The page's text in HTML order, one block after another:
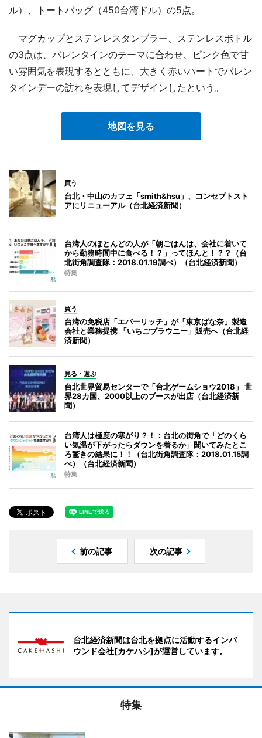
ル）、トートバッグ（450台湾ドル）の5点。
マグカップとステンレスタンブラー、ステンレスボトル
の3点は、バレンタインのテーマに合わせ、ピンク色で甘
い雰囲気を表現するとともに、大きく赤いハートでバレン
タインデーの訪れを表現してデザインしたという。
地図を見る
買う
台北・中山のカフェ「smith&hsu」、コンセプトスト
アにリニューアル（台北経済新聞）
台湾人のほとんどの人が「朝ごはんは、会社に着いて
から勤務時間中に食べる！？」ってほんと！？？（台
北街角調査隊：2018.01.19調べ）（台北経済新聞）
特集
買う
台湾の免税店「エバーリッチ」が「東京ばな奈」製造
会社と業務提携 「いちごブラウニー」販売へ（台北経
済新聞）
見る・遊ぶ
台北世界貿易センターで「台北ゲームショウ2018」 世
界28カ国、2000以上のブースが出店（台北経済新
聞）
台湾人は極度の寒がり？！：台北の街角で「どのくら
い気温が下がったらダウンを着るか」聞いてみたとこ
ろ驚きの結果に！！（台北街角調査隊：2018.01.15調
べ）（台北経済新聞）
特集
前の記事 次の記事
台北経済新聞は台北を拠点に活動するインバ
ウンド会社[カケハシ]が運営しています。
特集